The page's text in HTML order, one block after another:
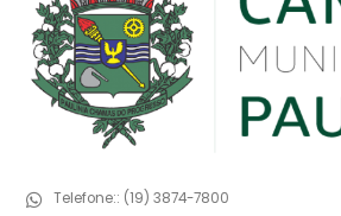
Telefone:: (19) 3874-7800